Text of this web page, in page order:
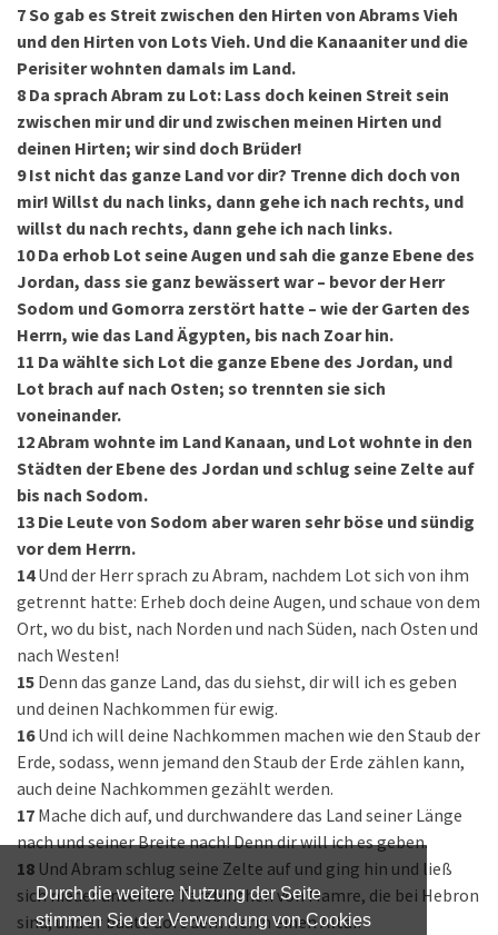
Durch die weitere Nutzung der Seite
stimmen Sie der Verwendung von Cookies
7So gab es Streit zwischen den Hirten von Abrams Vieh
und den Hirten von Lots Vieh. Und die Kanaaniter und die
Perisiter wohnten damals im Land.
8 Da sprach Abram zu Lot: Lass doch keinen Streit sein
zwischen mir und dir und zwischen meinen Hirten und
deinen Hirten; wir sind doch Brüder!
9 Ist nicht das ganze Land vor dir? Trenne dich doch von
mir! Willst du nach links, dann gehe ich nach rechts, und
willst du nach rechts, dann gehe ich nach links.
10 Da erhob Lot seine Augen und sah die ganze Ebene des
Jordan, dass sie ganz bewässert war – bevor der Herr
Sodom und Gomorra zerstört hatte – wie der Garten des
Herrn, wie das Land Ägypten, bis nach Zoar hin.
11 Da wählte sich Lot die ganze Ebene des Jordan, und
Lot brach auf nach Osten; so trennten sie sich
voneinander.
12Abram wohnte im Land Kanaan, und Lot wohnte in den
Städten der Ebene des Jordan und schlug seine Zelte auf
bis nach Sodom.
13 Die Leute von Sodom aber waren sehr böse und sündig
vor dem Herrn.
14 Und der Herr sprach zu Abram, nachdem Lot sich von ihm
getrennt hatte: Erheb doch deine Augen, und schaue von dem
Ort, wo du bist, nach Norden und nach Süden, nach Osten und
nach Westen!
15 Denn das ganze Land, das du siehst, dir will ich es geben
und deinen Nachkommen für ewig.
16 Und ich will deine Nachkommen machen wie den Staub der
Erde, sodass, wenn jemand den Staub der Erde zählen kann,
auch deine Nachkommen gezählt werden.
17 Mache dich auf, und durchwandere das Land seiner Länge
nach und seiner Breite nach! Denn dir will ich es geben.
18 Und Abram schlug seine Zelte auf und ging hin und ließ
sich nieder unter den Terebinthen von Mamre, die bei Heb­ron
sind; und er baute dort dem Herrn einen Altar.